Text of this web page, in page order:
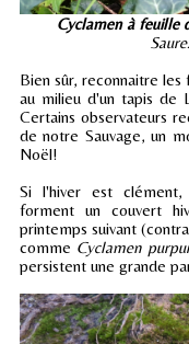
Cyclamen à feuille
Bien sûr, reconnaitre
au milieu d'un tapis de
Certains observateurs
de notre Sauvage, un
Noël!
Si l'hiver est
forment un couvert
printemps suivant
comme Cyclamen
persistent une grande